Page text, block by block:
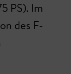
PS). Im
des F-